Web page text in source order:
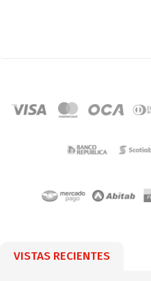
VISTAS RECIENTES